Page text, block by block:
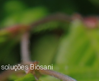
Biosani